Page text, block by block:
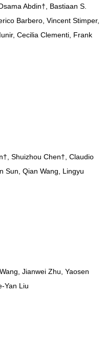
Abdin†, Bastiaan S.
Barbero, Vincent Stimper,
Cecilia Clementi, Frank
Shuizhou Chen†, Claudio
Sun, Qian Wang, Lingyu
Jianwei Zhu, Yaosen
Yan Liu